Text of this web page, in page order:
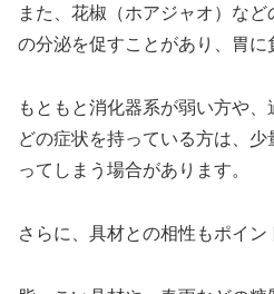
また、花椒（ホアジャオ）な
の分泌を促すことがあり、胃に
もともと消化器系が弱い方や
どの症状を持っている方は、
ってしまう場合があります。
さらに、具材との相性もポイン